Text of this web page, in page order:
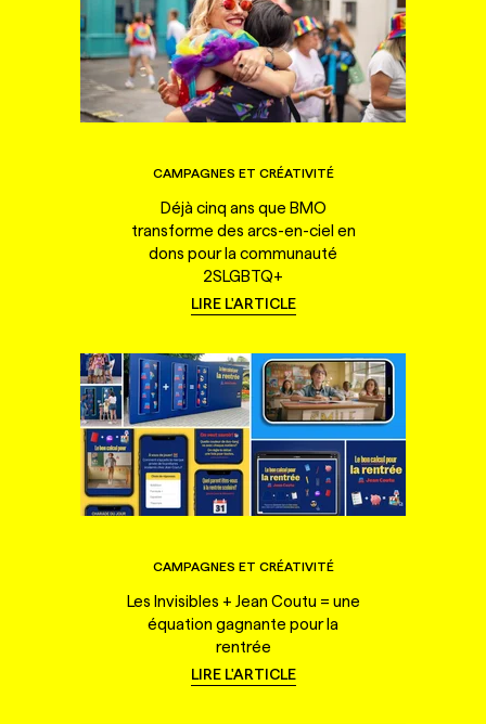
CAMPAGNES ET CRÉATIVITÉ
Déjà cinq ans que BMO
transforme des arcs-en-ciel en
dons pour la communauté
2SLGBTQ+
LIRE L'ARTICLE
CAMPAGNES ET CRÉATIVITÉ
Les Invisibles + Jean Coutu = une
équation gagnante pour la
rentrée
LIRE L'ARTICLE